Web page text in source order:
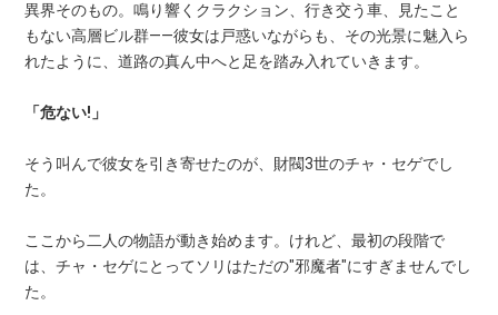
異界そのもの。鳴り響くクラクション、行き交う車、見たこと
もない高層ビル群——彼女は戸惑いながらも、その光景に魅入ら
れたように、道路の真ん中へと足を踏み入れていきます。
「危ない!」
そう叫んで彼女を引き寄せたのが、財閥3世のチャ・セゲでし
た。
ここから二人の物語が動き始めます。けれど、最初の段階で
は、チャ・セゲにとってソリはただの"邪魔者"にすぎませんでし
た。